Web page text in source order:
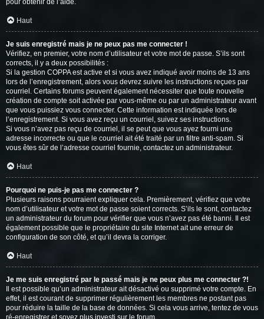
pour obtenir de l’aide.
Haut
Je suis enregistré mais je ne peux pas me connecter !
Vérifiez, en premier, votre nom d’utilisateur et votre mot de passe. S’ils sont
corrects, il y a deux possibilités :
Si la gestion COPPA est active et si vous avez indiqué avoir moins de 13 ans
lors de l’enregistrement, alors vous devrez suivre les instructions reçues par
courriel. Certains forums peuvent également nécessiter que toute nouvelle
création de compte soit activée par vous-même ou par un administrateur avant
que vous puissiez vous connecter. Cette information est indiquée lors de
l’enregistrement. Si vous avez reçu un courriel, suivez ses instructions.
Si vous n’avez pas reçu de courriel, il se peut que vous ayez fourni une
adresse incorrecte ou que le courriel ait été traité par un filtre anti-spam. Si
vous êtes sûr de l’adresse courriel fournie, contactez un administrateur.
Haut
Pourquoi ne puis-je pas me connecter ?
Plusieurs raisons pourraient expliquer cela. Premièrement, vérifiez que votre
nom d’utilisateur et votre mot de passe soient corrects. S’ils le sont, contactez
un administrateur du forum pour vérifier que vous n’avez pas été banni. Il est
également possible que le propriétaire du site Internet ait une erreur de
configuration de son côté, et qu’il devra la corriger.
Haut
Je me suis enregistré par le passé mais je ne peux plus me connecter ?!
Il est possible qu’un administrateur ait désactivé ou supprimé votre compte. En
effet, il est courant de supprimer régulièrement les membres ne postant pas
pour réduire la taille de la base de données. Si cela vous arrive, tentez de vous
ré-enregistrer et soyez plus investi sur le forum.